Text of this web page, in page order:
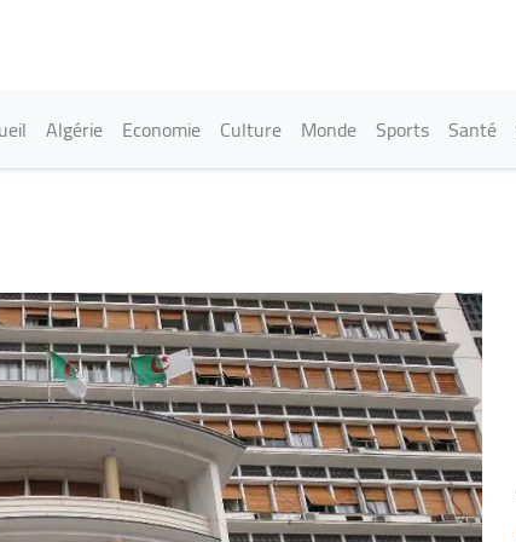
navigation
Algérie Economie Culture Monde Sports Santé